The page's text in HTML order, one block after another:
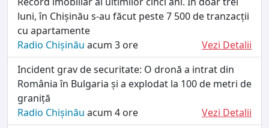
luni, în Chișinău s-au făcut peste 7 500 de tranzacții
cu apartamente
Radio Chișinău acum 3 ore
Vezi Detalii
Incident grav de securitate: O dronă a intrat din
România în Bulgaria și a explodat la 100 de metri de
graniță
Radio Chișinău acum 4 ore
Vezi Detalii